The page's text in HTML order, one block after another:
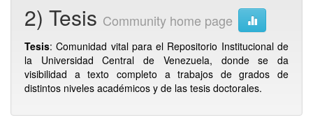
2) Tesis Community home page
Tesis: Comunidad vital para el Repositorio Institucional de
la Universidad Central de Venezuela, donde se da
visibilidad a texto completo a trabajos de grados de
distintos niveles académicos y de las tesis doctorales.